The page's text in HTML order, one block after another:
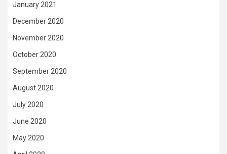
January 2021
December 2020
November 2020
October 2020
September 2020
August 2020
July 2020
June 2020
May 2020